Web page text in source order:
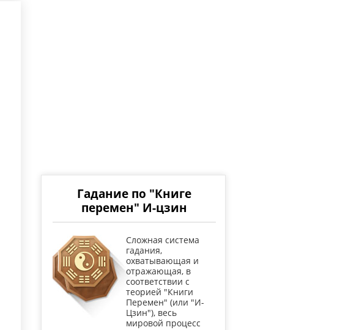
Гадание по "Книге
перемен" И-цзин
Cложная система
гадания,
охватывающая и
отражающая, в
соответствии с
теорией "Книги
Перемен" (или "И-
Цзин"), весь
мировой процесс